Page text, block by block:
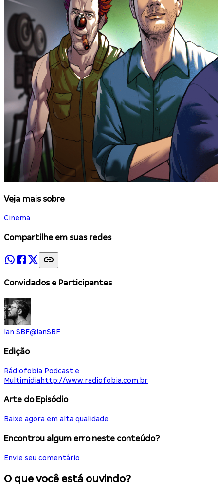
Veja mais sobre
Cinema
Compartilhe em suas redes
Convidados e Participantes
Ian SBF@IanSBF
Edição
Rádiofobia Podcast e
Multimídia http://www.radiofobia.com.br
Arte do Episódio
Baixe agora em alta qualidade
Encontrou algum erro neste conteúdo?
Envie seu comentário
O que você está ouvindo?